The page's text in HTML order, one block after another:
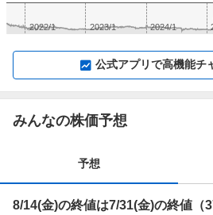
2023/1
2022/1 2024/1
公式アプリで高機能チ
みんなの株価予想
予想
8/14(金)の終値は7/31(金)の終値（